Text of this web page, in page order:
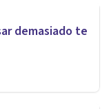
demasiado te